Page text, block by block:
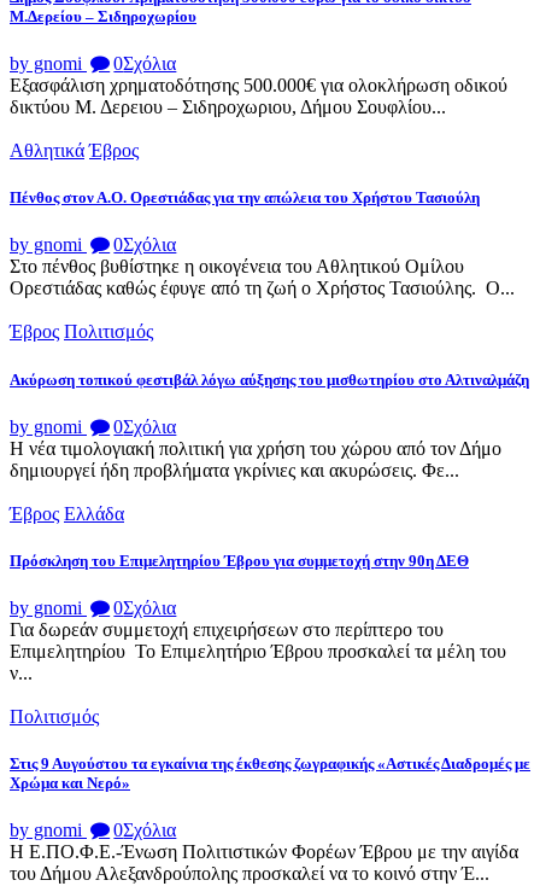
Μ.Δερείου – Σιδηροχωρίου
by gnomi 0Σχόλια
Εξασφάλιση χρηματοδότησης 500.000€ για ολοκλήρωση οδικού
δικτύου Μ. Δερειου – Σιδηροχωριου, Δήμου Σουφλίου...
Αθλητικά Έβρος
Πένθος στον Α.Ο. Ορεστιάδας για την απώλεια του Χρήστου Τασιούλη
by gnomi 0Σχόλια
Στο πένθος βυθίστηκε η οικογένεια του Αθλητικού Ομίλου
Ορεστιάδας καθώς έφυγε από τη ζωή ο Χρήστος Τασιούλης. Ο...
Έβρος Πολιτισμός
Ακύρωση τοπικού φεστιβάλ λόγω αύξησης του μισθωτηρίου στο Αλτιναλμάζη
by gnomi 0Σχόλια
Η νέα τιμολογιακή πολιτική για χρήση του χώρου από τον Δήμο
δημιουργεί ήδη προβλήματα γκρίνιες και ακυρώσεις. Φε...
Έβρος Ελλάδα
Πρόσκληση του Επιμελητηρίου Έβρου για συμμετοχή στην 90η ΔΕΘ
by gnomi 0Σχόλια
Για δωρεάν συμμετοχή επιχειρήσεων στο περίπτερο του
Επιμελητηρίου Το Επιμελητήριο Έβρου προσκαλεί τα μέλη του
ν...
Πολιτισμός
Στις 9 Αυγούστου τα εγκαίνια της έκθεσης ζωγραφικής «Αστικές Διαδρομές με
Χρώμα και Νερό»
by gnomi 0Σχόλια
Η Ε.ΠΟ.Φ.Ε.-Ένωση Πολιτιστικών Φορέων Έβρου με την αιγίδα
του Δήμου Αλεξανδρούπολης προσκαλεί να το κοινό στην Έ...